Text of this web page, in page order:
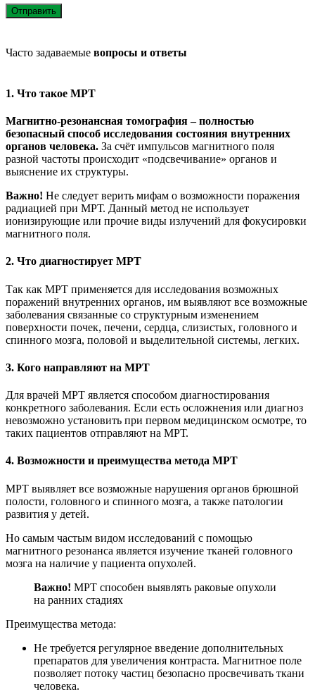
Часто задаваемые вопросы и ответы
1. Что такое МРТ
Магнитно-резонансная томография – полностью
безопасный способ исследования состояния внутренних
органов человека. За счёт импульсов магнитного поля
разной частоты происходит «подсвечивание» органов и
выяснение их структуры.
Важно! Не следует верить мифам о возможности поражения
радиацией при МРТ. Данный метод не использует
ионизирующие или прочие виды излучений для фокусировки
магнитного поля.
2. Что диагностирует МРТ
Так как МРТ применяется для исследования возможных
поражений внутренних органов, им выявляют все возможные
заболевания связанные со структурным изменением
поверхности почек, печени, сердца, слизистых, головного и
спинного мозга, половой и выделительной системы, легких.
3. Кого направляют на МРТ
Для врачей МРТ является способом диагностирования
конкретного заболевания. Если есть осложнения или диагноз
невозможно установить при первом медицинском осмотре, то
таких пациентов отправляют на МРТ.
4. Возможности и преимущества метода МРТ
МРТ выявляет все возможные нарушения органов брюшной
полости, головного и спинного мозга, а также патологии
развития у детей.
Но самым частым видом исследований с помощью
магнитного резонанса является изучение тканей головного
мозга на наличие у пациента опухолей.
Важно! МРТ способен выявлять раковые опухоли
на ранних стадиях
Преимущества метода:
Не требуется регулярное введение дополнительных
препаратов для увеличения контраста. Магнитное поле
позволяет потоку частиц безопасно просвечивать ткани
человека.